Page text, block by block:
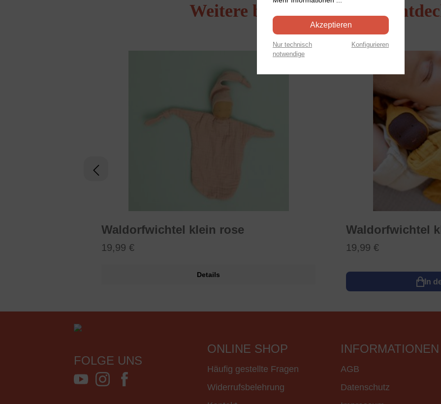
Weitere beliebte Produkte
Waldorfwichtel klein rose
19,99 €
Details
Waldorfwichtel
19,99 €
In
FOLGE UNS
ONLINE SHOP
Häufig gestellte Fragen
Widerrufsbelehrung
INFORMATIONEN
AGB
Datenschutz
Akzeptieren
Nur technisch
notwendige
Konfigurieren